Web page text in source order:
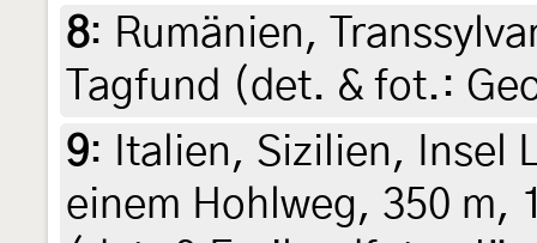
8: Rumänien,
Tagfund (det. & fot.:
9:
Italien, Sizilien, Insel
einem Hohlweg, 350 m,